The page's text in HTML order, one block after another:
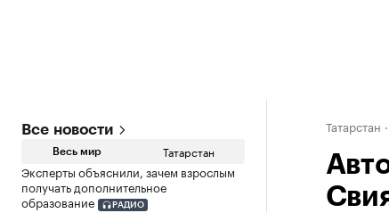
Все новости
Весь мир Татарстан
Эксперты объяснили, зачем взрослым
получать дополнительное
образование
РАДИО
Татарстан